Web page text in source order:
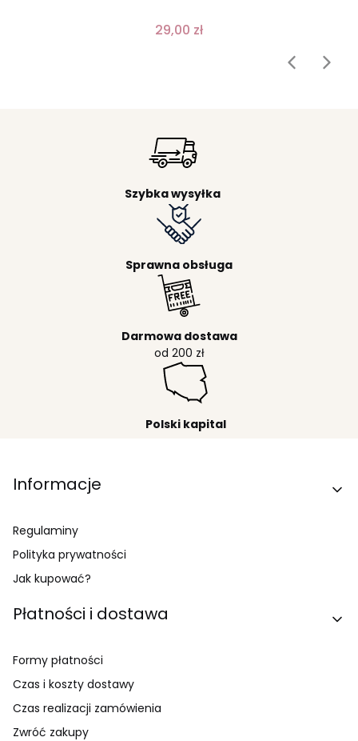
29,00 zł
Szybka wysyłka
Sprawna obsługa
Darmowa dostawa
od 200 zł
Polski kapital
Linki w stopce
Informacje
Regulaminy
Polityka prywatności
Jak kupować?
Płatności i dostawa
Formy płatności
Czas i koszty dostawy
Czas realizacji zamówienia
Zwróć zakupy